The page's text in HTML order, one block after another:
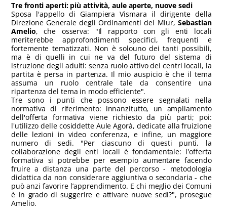
Tre fronti aperti: più attività, aule aperte, nuove sedi
Sposa l'appello di Giampiera Vismara il dirigente della
Direzione Generale degli Ordinamenti del Miur, Sebastian
Amelio, che osserva: "Il rapporto con gli enti locali
meriterebbe approfondimenti specifici, frequenti e
fortemente tematizzati. Non è solouno dei tanti possibili,
ma è di quelli in cui ne va del futuro del sistema di
istruzione degli adulti: senza ruolo attivo dei centri locali, la
partita è persa in partenza. Il mio auspicio è che il tema
assuma un ruolo centrale tale da consentire una
ripartenza del tema in modo efficiente".
Tre sono i punti che possono essere segnalati nella
normativa di riferimento: innanzitutto, un ampliamento
dell'offerta formativa viene richiesto da più parti; poi:
l'utilizzo delle cosiddette Aule Agorà, dedicate alla fruizione
delle lezioni in video conferenza, e infine, un maggiore
numero di sedi. "Per ciascuno di questi punti, la
collaborazione degli enti locali è fondamentale: l'offerta
formativa si potrebbe per esempio aumentare facendo
fruire a distanza una parte del percorso - metodologia
didattica da non considerare aggiuntiva o secondaria - che
può anzi favorire l’apprendimento. E chi meglio dei Comuni
è in grado di suggerire e attivare nuove sedi?", prosegue
Amelio.